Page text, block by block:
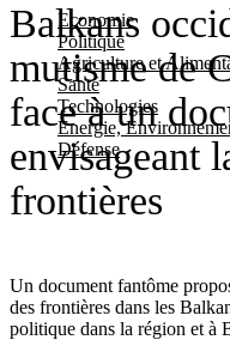
Economie
Politique
Agriculture et
Santé
Technologies
Energie,
Défense
Balkans
mutisme de
face à un
envisageant
frontières
Un document fantôme
des frontières dans les
politique dans la région et à